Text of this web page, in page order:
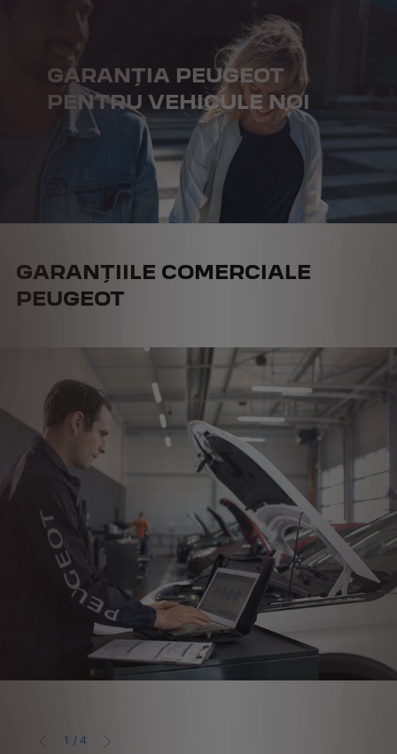
GARANȚIA PEUGEOT
PENTRU VEHICULE NOI
GARANȚIILE COMERCIALE
PEUGEOT
1 /4